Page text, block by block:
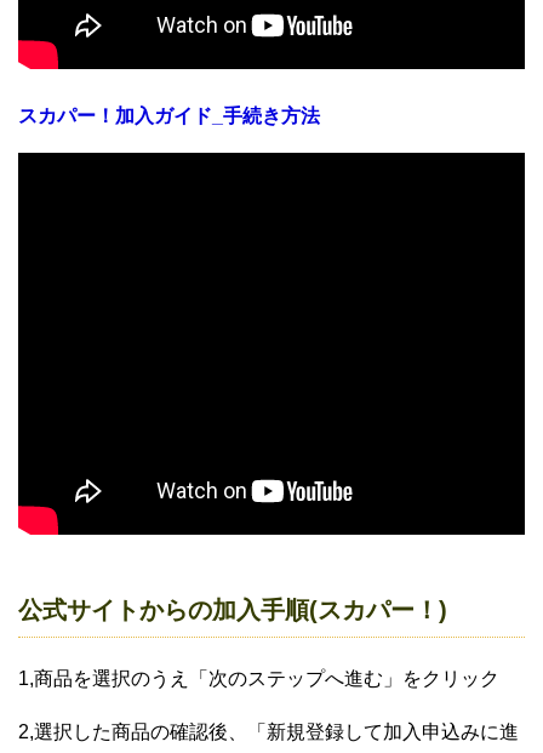
スカパー！加入ガイド_手続き方法
公式サイトからの加入手順(スカパー！)
1,商品を選択のうえ「次のステップへ進む」をクリック
2,選択した商品の確認後、「新規登録して加入申込みに進